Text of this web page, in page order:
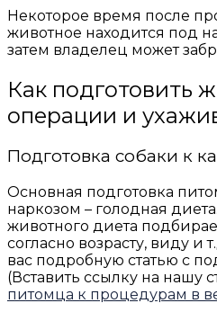
Некоторое время после
животное находится под
затем владелец может
Как подготовить
операции и
Подготовка собаки к
Основная подготовка
наркозом – голодная
животного диета
согласно возрасту, виду и
вас подробную статью с
(Вставить ссылку на нашу
питомца к процедурам в